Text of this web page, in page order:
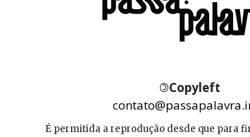
©Copyleft
É permitida a reprodução desde que para